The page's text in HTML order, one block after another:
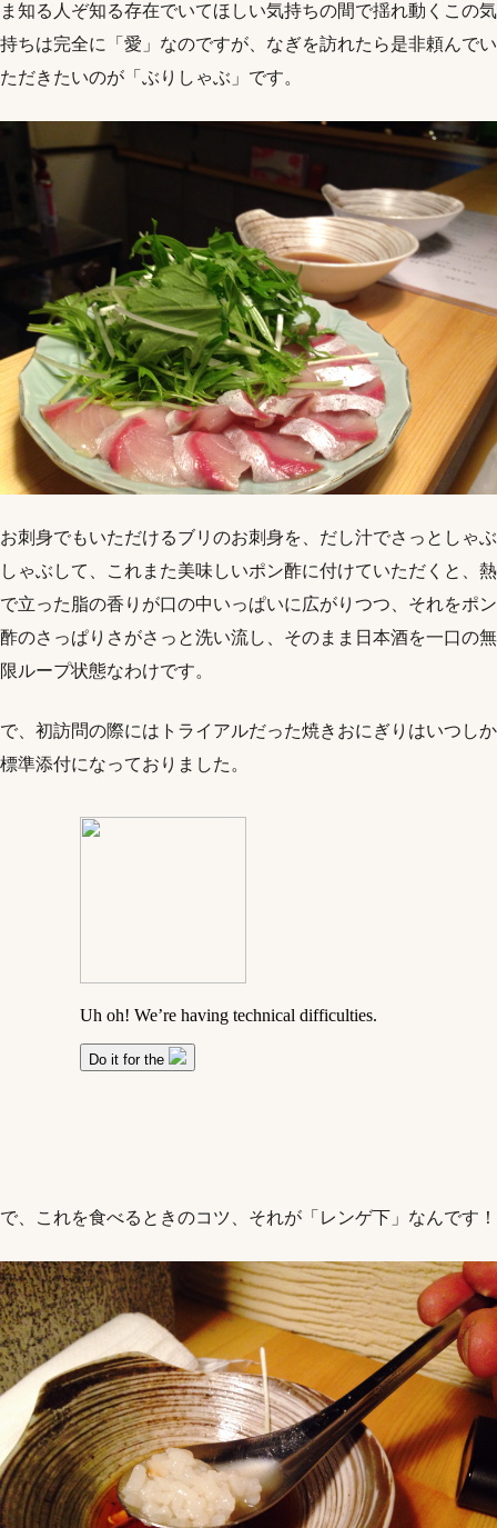
ま知る人ぞ知る存在でいてほしい気持ちの間で揺れ動くこの気
持ちは完全に「愛」なのですが、なぎを訪れたら是非頼んでい
ただきたいのが「ぶりしゃぶ」です。
お刺身でもいただけるブリのお刺身を、だし汁でさっとしゃぶ
しゃぶして、これまた美味しいポン酢に付けていただくと、熱
で立った脂の香りが口の中いっぱいに広がりつつ、それをポン
酢のさっぱりさがさっと洗い流し、そのまま日本酒を一口の無
限ループ状態なわけです。
で、初訪問の際にはトライアルだった焼きおにぎりはいつしか
標準添付になっておりました。
で、これを食べるときのコツ、それが「レンゲ下」なんです！